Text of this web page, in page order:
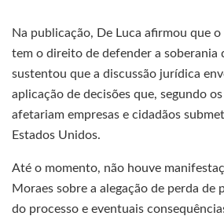
Na publicação, De Luca afirmou que
tem o direito de defender a soberania
sustentou que a discussão jurídica
aplicação de decisões que, segundo
afetariam empresas e cidadãos
Estados Unidos.
Até o momento, não houve
Moraes sobre a alegação de perda de
do processo e eventuais